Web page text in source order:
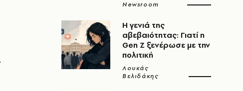
Newsroom
Η γενιά της
αβεβαιότητας: Γιατί η
Gen Z ξενέρωσε με την
πολιτική
Λουκάς
Βελιδάκης